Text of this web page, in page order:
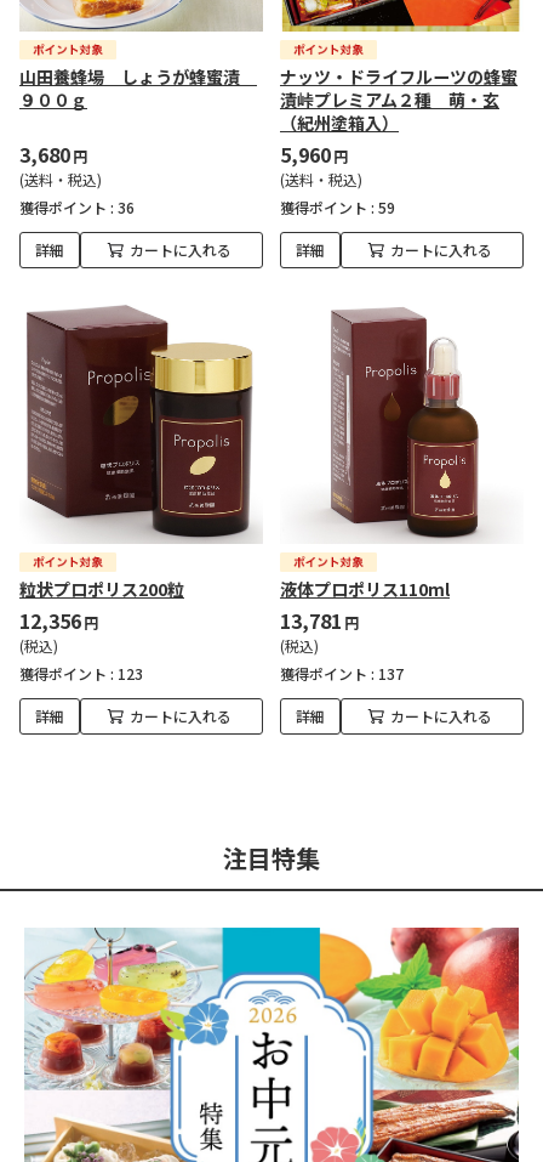
山田養蜂場 しょうが蜂蜜漬
９００ｇ
3,680円
(送料・税込)
獲得ポイント : 36
詳細 カートに入れる
ナッツ・ドライフルーツの蜂蜜
漬峠プレミアム２種 萌・玄
（紀州塗箱入）
5,960円
(送料・税込)
獲得ポイント : 59
詳細 カートに入れる
粒状プロポリス200粒
12,356円
(税込)
獲得ポイント : 123
詳細 カートに入れる
液体プロポリス110ml
13,781 円
(税込)
獲得ポイント : 137
詳細 カートに入れる
注目特集